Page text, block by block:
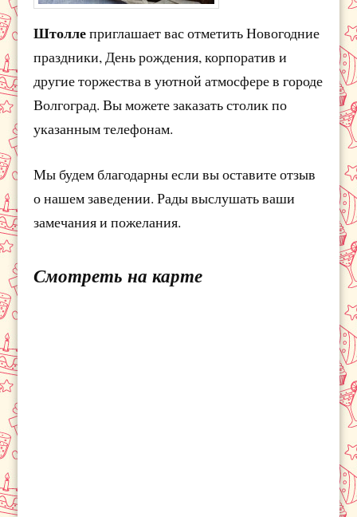
Штоллеприглашает вас отметить Новогодние
праздники, День рождения, корпоратив и
другие торжества в уютной атмосфере в городе
Волгоград. Вы можете заказать столик по
указанным телефонам.
Мы будем благодарны если вы оставите отзыв
о нашем заведении. Рады выслушать ваши
замечания и пожелания.
Смотреть на карте